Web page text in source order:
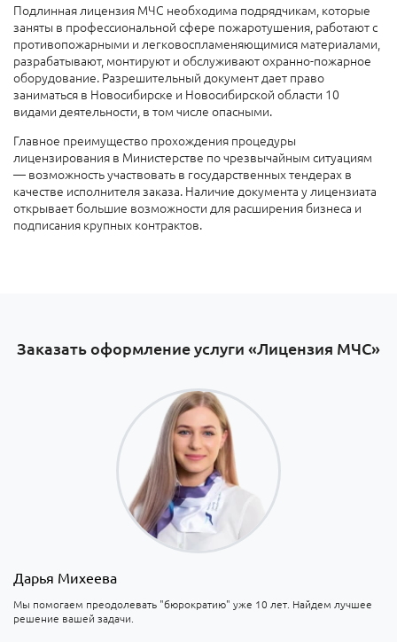
Подлинная лицензия МЧС необходима подрядчикам, которые
заняты в профессиональной сфере пожаротушения, работают с
противопожарными и легковоспламеняющимися материалами,
разрабатывают, монтируют и обслуживают охранно-пожарное
оборудование. Разрешительный документ дает право
заниматься в Новосибирске и Новосибирской области 10
видами деятельности, в том числе опасными.
Главное преимущество прохождения процедуры
лицензирования в Министерстве по чрезвычайным ситуациям
— возможность участвовать в государственных тендерах в
качестве исполнителя заказа. Наличие документа у лицензиата
открывает большие возможности для расширения бизнеса и
подписания крупных контрактов.
Заказать оформление услуги «Лицензия МЧС»
Дарья Михеева
Мы помогаем преодолевать "бюрократию" уже 10 лет. Найдем лучшее
решение вашей задачи.